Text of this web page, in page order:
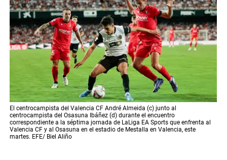
El centrocampista del Valencia CF André Almeida (c) junto al
centrocampista del Osasuna Ibáñez (d) durante el encuentro
correspondiente a la séptima jornada de LaLiga EA Sports que enfrenta al
Valencia CF y al Osasuna en el estadio de Mestalla en Valencia, este
martes. EFE/ Biel Aliño